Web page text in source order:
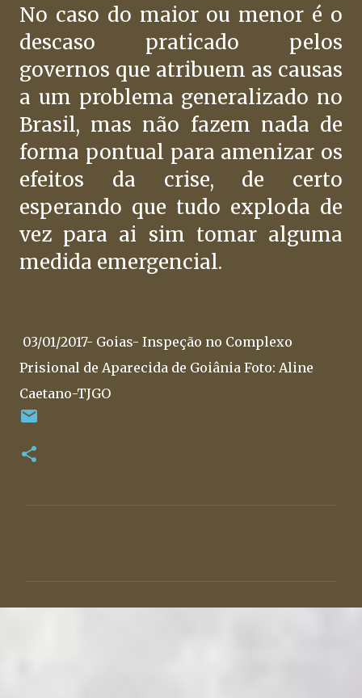
No caso do maior ou menor é o
descaso praticado pelos
governos que atribuem as causas
a um problema generalizado no
Brasil, mas não fazem nada de
forma pontual para amenizar os
efeitos da crise, de certo
esperando que tudo exploda de
vez para ai sim tomar alguma
medida emergencial.
03/01/2017- Goias- Inspeção no Complexo
Prisional de Aparecida de Goiânia Foto: Aline
Caetano-TJGO